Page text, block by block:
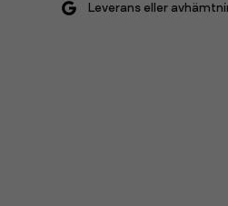
Leverans eller